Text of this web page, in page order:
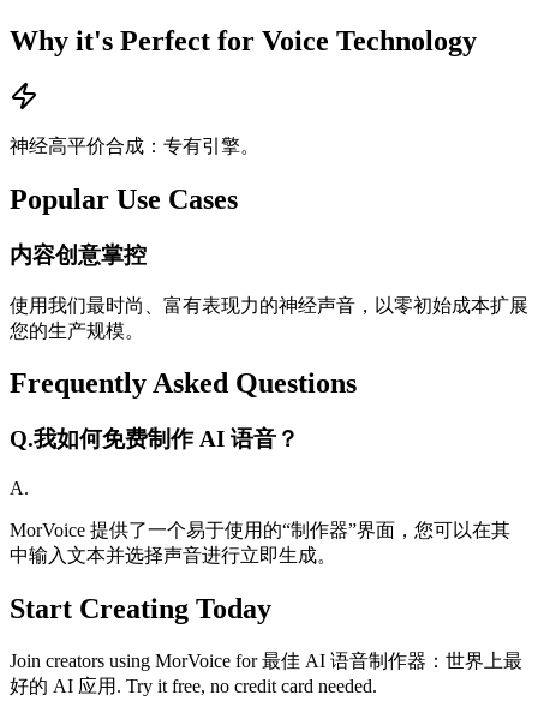
Why it's Perfect for Voice Technology
神经高平价合成：专有引擎。
Popular Use Cases
内容创意掌控
使用我们最时尚、富有表现力的神经声音，以零初始成本扩展
您的生产规模。
Frequently Asked Questions
Q.我如何免费制作 AI 语音？
A.
MorVoice 提供了一个易于使用的“制作器”界面，您可以在其
中输入文本并选择声音进行立即生成。
Start Creating Today
Join creators using MorVoice for 最佳 AI 语音制作器：世界上最
好的 AI 应用. Try it free, no credit card needed.